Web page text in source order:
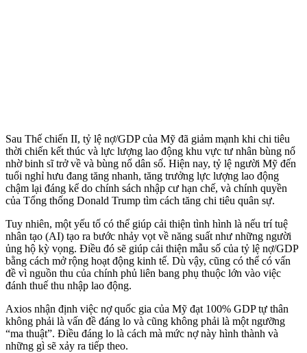
Sau Thế chiến II, tỷ lệ nợ/GDP của Mỹ đã giảm mạnh khi chi tiêu
thời chiến kết thúc và lực lượng lao động khu vực tư nhân bùng nổ
nhờ binh sĩ trở về và bùng nổ dân số. Hiện nay, tỷ lệ người Mỹ đến
tuổi nghỉ hưu đang tăng nhanh, tăng trưởng lực lượng lao động
chậm lại đáng kể do chính sách nhập cư hạn chế, và chính quyền
của Tổng thống Donald Trump tìm cách tăng chi tiêu quân sự.
Tuy nhiên, một yếu tố có thể giúp cải thiện tình hình là nếu trí tuệ
nhân tạo (AI) tạo ra bước nhảy vọt về năng suất như những người
ủng hộ kỳ vọng. Điều đó sẽ giúp cải thiện mẫu số của tỷ lệ nợ/GDP
bằng cách mở rộng hoạt động kinh tế. Dù vậy, cũng có thể có vấn
đề vì nguồn thu của chính phủ liên bang phụ thuộc lớn vào việc
đánh thuế thu nhập lao động.
Axios nhận định việc nợ quốc gia của Mỹ đạt 100% GDP tự thân
không phải là vấn đề đáng lo và cũng không phải là một ngưỡng
“ma thuật”. Điều đáng lo là cách mà mức nợ này hình thành và
những gì sẽ xảy ra tiếp theo.